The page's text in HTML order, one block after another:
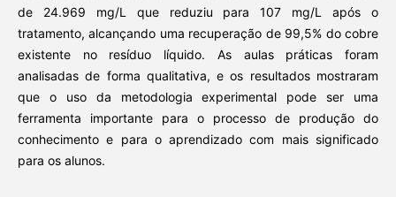
de 24.969 mg/L que reduziu para 107 mg/L após o
tratamento, alcançando uma recuperação de 99,5% do cobre
existente no resíduo líquido. As aulas práticas foram
analisadas de forma qualitativa, e os resultados mostraram
que o uso da metodologia experimental pode ser uma
ferramenta importante para o processo de produção do
conhecimento e para o aprendizado com mais significado
para os alunos.